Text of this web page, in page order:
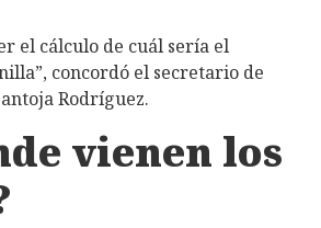
el cálculo de cuál sería el
concordó el secretario de
Rodríguez.
vienen los